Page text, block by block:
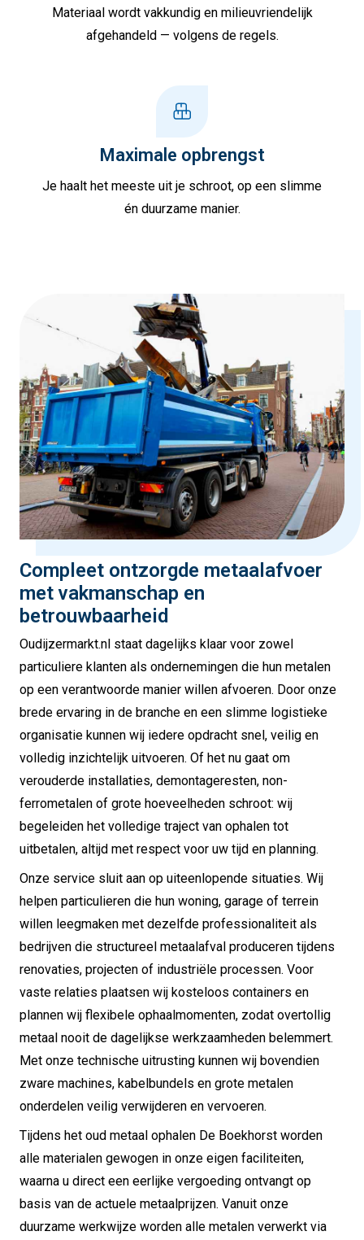
Materiaal wordt vakkundig en milieuvriendelijk
afgehandeld — volgens de regels.
Maximale opbrengst
Je haalt het meeste uit je schroot, op een slimme
én duurzame manier.
Compleet ontzorgde metaalafvoer
met vakmanschap en
betrouwbaarheid
Oudijzermarkt.nl staat dagelijks klaar voor zowel
particuliere klanten als ondernemingen die hun metalen
op een verantwoorde manier willen afvoeren. Door onze
brede ervaring in de branche en een slimme logistieke
organisatie kunnen wij iedere opdracht snel, veilig en
volledig inzichtelijk uitvoeren. Of het nu gaat om
verouderde installaties, demontageresten, non-
ferrometalen of grote hoeveelheden schroot: wij
begeleiden het volledige traject van ophalen tot
uitbetalen, altijd met respect voor uw tijd en planning.
Onze service sluit aan op uiteenlopende situaties. Wij
helpen particulieren die hun woning, garage of terrein
willen leegmaken met dezelfde professionaliteit als
bedrijven die structureel metaalafval produceren tijdens
renovaties, projecten of industriële processen. Voor
vaste relaties plaatsen wij kosteloos containers en
plannen wij flexibele ophaalmomenten, zodat overtollig
metaal nooit de dagelijkse werkzaamheden belemmert.
Met onze technische uitrusting kunnen wij bovendien
zware machines, kabelbundels en grote metalen
onderdelen veilig verwijderen en vervoeren.
Tijdens het oud metaal ophalen De Boekhorst worden
alle materialen gewogen in onze eigen faciliteiten,
waarna u direct een eerlijke vergoeding ontvangt op
basis van de actuele metaalprijzen. Vanuit onze
duurzame werkwijze worden alle metalen verwerkt via